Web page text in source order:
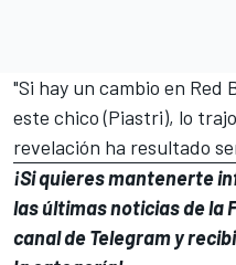
"Si hay un cambio en Red
este chico (Piastri), lo
revelación ha resultado
¡Si quieres mantenerte
las últimas noticias de la
canal de Telegramy